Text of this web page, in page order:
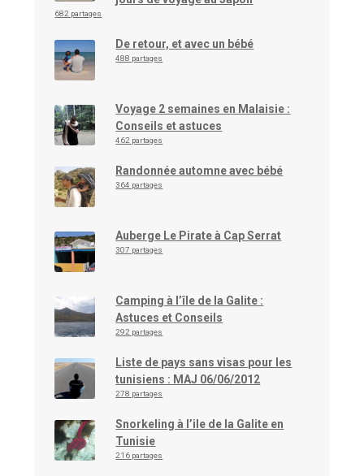
682 partages
De retour, et avec un bébé
488 partages
Voyage 2 semaines en Malaisie :
Conseils et astuces
462 partages
Randonnée automne avec bébé
364 partages
Auberge Le Pirate à Cap Serrat
307 partages
Camping à l’île de la Galite :
Astuces et Conseils
292 partages
Liste de pays sans visas pour les
tunisiens : MAJ 06/06/2012
278 partages
Snorkeling à l’ile de la Galite en
Tunisie
216 partages